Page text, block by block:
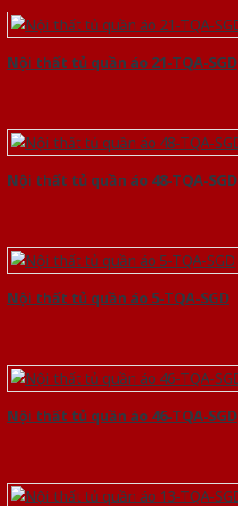
Nội thất tủ quần áo 21-TQA-SGD
Nội thất tủ quần áo 48-TQA-SGD
Nội thất tủ quần áo 5-TQA-SGD
Nội thất tủ quần áo 46-TQA-SGD